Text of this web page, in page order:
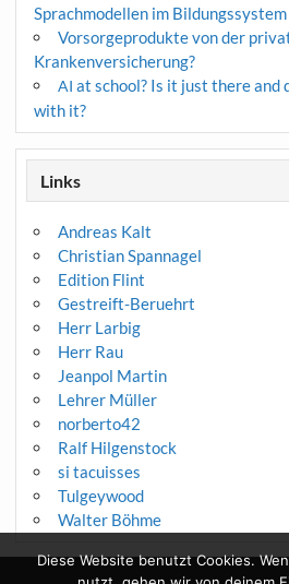
Sprachmodellen im Bildungssystem
Vorsorgeprodukte von der
Krankenversicherung?
AI at school? Is it just there and
with it?
Links
Andreas Kalt
Christian Spannagel
Edition Flint
Gestreift-Beruehrt
Herr Larbig
Herr Rau
Jeanpol Martin
Lehrer Müller
norberto42
Ralf Hilgenstock
si tacuisses
Tulgeywood
Walter Böhme
Diese Website benutzt Cookies.